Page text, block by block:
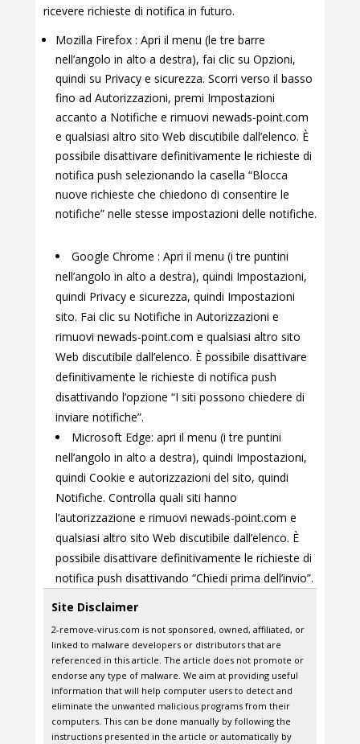
ricevere richieste di notifica in futuro.
Mozilla Firefox : Apri il menu (le tre barre
nell’angolo in alto a destra), fai clic su Opzioni,
quindi su Privacy e sicurezza. Scorri verso il basso
fino ad Autorizzazioni, premi Impostazioni
accanto a Notifiche e rimuovi newads-point.com
e qualsiasi altro sito Web discutibile dall’elenco. È
possibile disattivare definitivamente le richieste di
notifica push selezionando la casella “Blocca
nuove richieste che chiedono di consentire le
notifiche” nelle stesse impostazioni delle notifiche.
Google Chrome : Apri il menu (i tre puntini
nell’angolo in alto a destra), quindi Impostazioni,
quindi Privacy e sicurezza, quindi Impostazioni
sito. Fai clic su Notifiche in Autorizzazioni e
rimuovi newads-point.com e qualsiasi altro sito
Web discutibile dall’elenco. È possibile disattivare
definitivamente le richieste di notifica push
disattivando l’opzione “I siti possono chiedere di
inviare notifiche”.
Microsoft Edge: apri il menu (i tre puntini
nell’angolo in alto a destra), quindi Impostazioni,
quindi Cookie e autorizzazioni del sito, quindi
Notifiche. Controlla quali siti hanno
l’autorizzazione e rimuovi newads-point.com e
qualsiasi altro sito Web discutibile dall’elenco. È
possibile disattivare definitivamente le richieste di
notifica push disattivando “Chiedi prima dell’invio”.
Site Disclaimer
2-remove-virus.com is not sponsored, owned, affiliated, or
linked to malware developers or distributors that are
referenced in this article. The article does not promote or
endorse any type of malware. We aim at providing useful
information that will help computer users to detect and
eliminate the unwanted malicious programs from their
computers. This can be done manually by following the
instructions presented in the article or automatically by